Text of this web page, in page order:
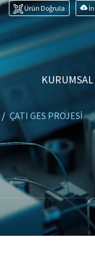
Ürün Doğrula
KURUMSAL
ÇATI GES PROJESİ